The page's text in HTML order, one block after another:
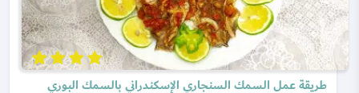
طريقة عمل السمك السنجاري الإسكندراني بالسمك البوري